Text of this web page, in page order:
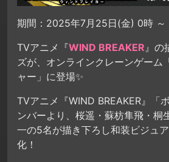
期間：2025年7月25日(金) 0時
TVアニメ『WIND BREAKER』の
ズが、オンラインクレーンゲーム
ャー」に登場✨
TVアニメ『WIND BREAKER』「
ンバーより、桜遥・蘇枋隼飛・桐
一の5名が描き下ろし和装ビジュ
化！